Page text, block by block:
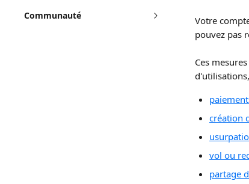
Communauté
Votre
pouvez pas
Ces
création
vol ou
partage